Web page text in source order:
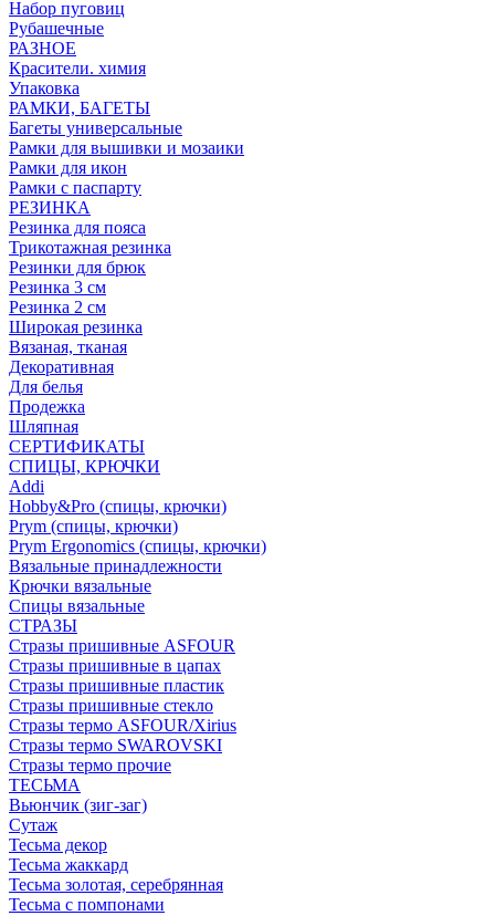
Набор пуговиц
Рубашечные
РАЗНОЕ
Красители. химия
Упаковка
РАМКИ, БАГЕТЫ
Багеты универсальные
Рамки для вышивки и мозаики
Рамки для икон
Рамки с паспарту
РЕЗИНКА
Резинка для пояса
Трикотажная резинка
Резинки для брюк
Резинка 3 см
Резинка 2 см
Широкая резинка
Вязаная, тканая
Декоративная
Для белья
Продежка
Шляпная
СЕРТИФИКАТЫ
СПИЦЫ, КРЮЧКИ
Addi
Hobby&Pro (спицы, крючки)
Prym (спицы, крючки)
Prym Ergonomics (спицы, крючки)
Вязальные принадлежности
Крючки вязальные
Спицы вязальные
СТРАЗЫ
Стразы пришивные ASFOUR
Стразы пришивные в цапах
Стразы пришивные пластик
Стразы пришивные стекло
Стразы термо ASFOUR/Xirius
Стразы термо SWAROVSKI
Стразы термо прочие
ТЕСЬМА
Вьюнчик (зиг-заг)
Сутаж
Тесьма декор
Тесьма жаккард
Тесьма золотая, серебрянная
Тесьма с помпонами